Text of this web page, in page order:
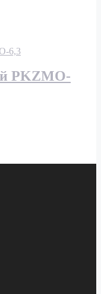
PKZMO-